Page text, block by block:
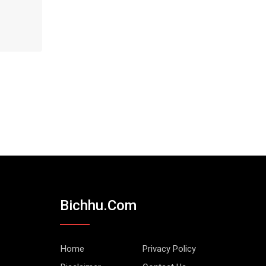
Bichhu.com
Home
Privacy Policy